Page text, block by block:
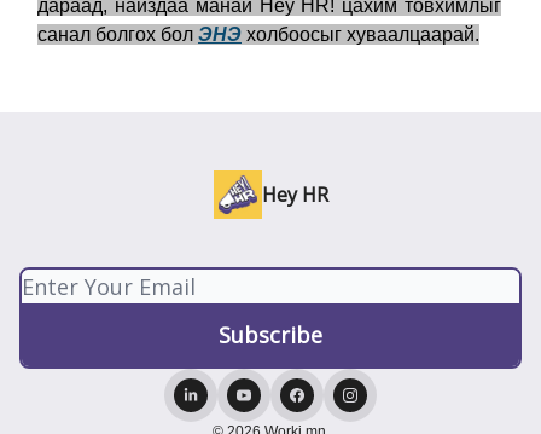
дараад, найздаа манай Hey HR! цахим товхимлыг
санал болгох бол ЭНЭ холбоосыг хуваалцаарай.
Hey HR